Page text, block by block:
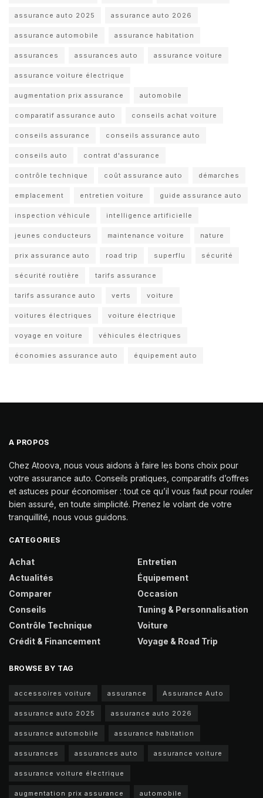
assurance auto 2025 assurance auto 2026
assurance automobile assurance habitation
assurances assurances auto assurance voiture
assurance voiture électrique
augmentation prix assurance automobile
comparatif assurance auto conseils achat voiture
conseils assurance conseils assurance auto
conseils auto contrat d'assurance
contrôle technique coût assurance auto démarches
emplacement entretien voiture guide assurance auto
inspection véhicule intelligence artificielle
jeunes conducteurs maintenance voiture nature
prix assurance auto road trip superflu sécurité
sécurité routière tarifs assurance
tarifs assurance auto verts voiture
voitures électriques voiture électrique
voyage en voiture véhicules électriques
économies assurance auto équipement auto
A PROPOS
Chez Atoova, nous vous aidons à faire les bons choix pour
votre assurance auto. Conseils pratiques, comparatifs d’offres
et astuces pour économiser : tout ce qu’il vous faut pour rouler
bien assuré, en toute simplicité. Prenez le volant de votre
tranquillité, nous vous guidons.
CATEGORIES
Achat
Actualités
Comparer
Conseils
Contrôle Technique
Crédit & Financement
Entretien
Équipement
Occasion
Tuning & Personnalisation
Voiture
Voyage & Road Trip
BROWSE BY TAG
accessoires voiture assurance Assurance Auto
assurance auto 2025 assurance auto 2026
assurance automobile assurance habitation
assurances assurances auto assurance voiture
assurance voiture électrique
augmentation prix assurance automobile